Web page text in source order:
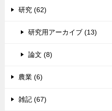
研究 (62)
研究用アーカイブ (13)
論文 (8)
農業 (6)
雑記 (67)